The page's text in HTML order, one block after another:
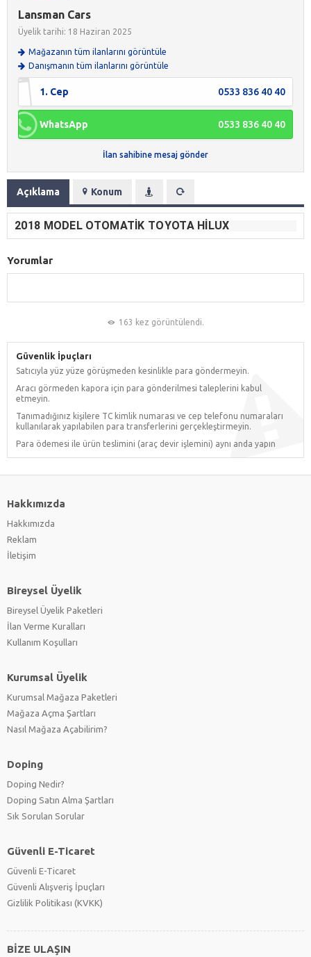
Lansman Cars
Üyelik tarihi: 18 Haziran 2025
Mağazanın tüm ilanlarını görüntüle
Danışmanın tüm ilanlarını görüntüle
1. Cep 0533 836 40 40
WhatsApp 0533 836 40 40
İlan sahibine mesaj gönder
Açıklama Konum
2018 MODEL OTOMATIK TOYOTA HILUX
Yorumlar
163 kez görüntülendi.
Güvenlik İpuçları
Satıcıyla yüz yüze görüşmeden kesinlikle para göndermeyin.
Aracı görmeden kapora için para gönderilmesi taleplerini kabul
etmeyin.
Tanımadığınız kişilere TC kimlik numarası ve cep telefonu numaraları
kullanılarak yapılabilen para transferlerini gerçekleştirmeyin.
Para ödemesi ile ürün teslimini (araç devir işlemini) aynı anda yapın
Hakkımızda
Hakkımızda
Reklam
İletişim
Bireysel Üyelik
Bireysel Üyelik Paketleri
İlan Verme Kuralları
Kullanım Koşulları
Kurumsal Üyelik
Kurumsal Mağaza Paketleri
Mağaza Açma Şartları
Nasıl Mağaza Açabilirim?
Doping
Doping Nedir?
Doping Satın Alma Şartları
Sık Sorulan Sorular
Güvenli E-Ticaret
Güvenli E-Ticaret
Güvenli Alışveriş İpuçları
Gizlilik Politikası (KVKK)
BİZE ULAŞIN